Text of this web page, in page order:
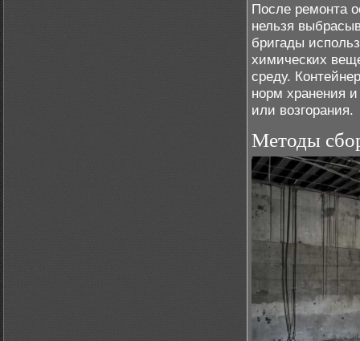
После ремонта
нельзя
бригады
химических
среду.
норм хранения
или возгорания.
Методы